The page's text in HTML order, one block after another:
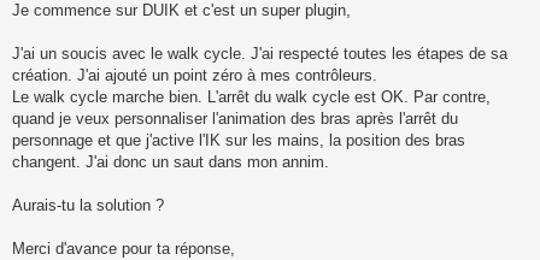
Je commence sur DUIK et c'est un super plugin,
J'ai un soucis avec le walk cycle. J'ai respecté toutes les étapes de sa
création. J'ai ajouté un point zéro à mes contrôleurs.
Le walk cycle marche bien. L'arrêt du walk cycle est OK. Par contre,
quand je veux personnaliser l'animation des bras après l'arrêt du
personnage et que j'active l'IK sur les mains, la position des bras
changent. J'ai donc un saut dans mon annim.
Aurais-tu la solution ?
Merci d'avance pour ta réponse,